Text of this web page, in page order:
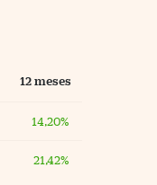
12 meses
14,20%
21,42%